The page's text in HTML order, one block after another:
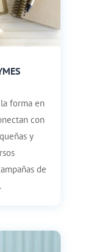
forma en
con
y
de